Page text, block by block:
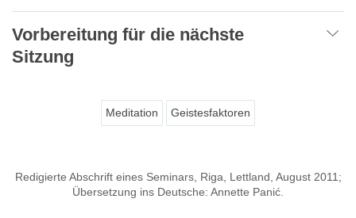
Vorbereitung für die nächste
Sitzung
Meditation Geistesfaktoren
Redigierte Abschrift eines Seminars, Riga, Lettland, August 2011;
Übersetzung ins Deutsche: Annette Panić.